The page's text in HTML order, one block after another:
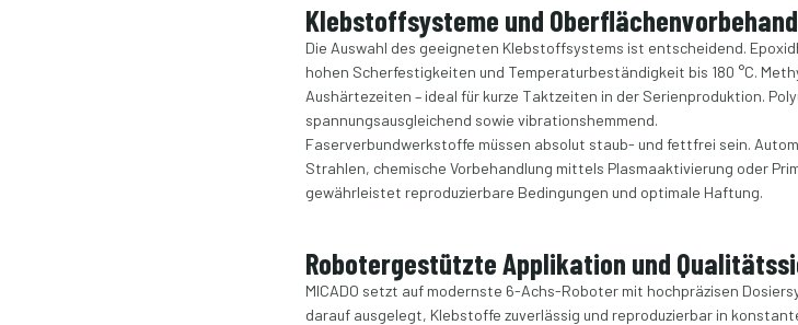
Klebstoffsysteme und
Die Auswahl des geeigneten Klebstoffsystems ist entscheidend.
hohen Scherfestigkeiten und Temperaturbeständigkeit bis 180 °C.
Aushärtezeiten – ideal für kurze Taktzeiten in der Serienproduktion.
spannungsausgleichend sowie vibrationshemmend.
Faserverbundwerkstoffe müssen absolut staub- und fettfrei sein.
Strahlen, chemische Vorbehandlung mittels Plasmaaktivierung oder
gewährleistet reproduzierbare Bedingungen und optimale Haftung.
Robotergestützte Applikation und
MICADO setzt auf modernste 6-Achs-Roboter mit hochpräzisen
darauf ausgelegt, Klebstoffe zuverlässig und reproduzierbar in